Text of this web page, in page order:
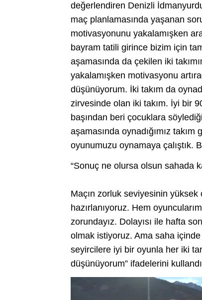
değerlendiren Denizli
maç planlamasında yaşanan
motivasyonunu yakalamışken
bayram tatili girince bizim için
aşamasında da çekilen iki
yakalamışken motivasyonu
düşünüyorum. İki takım da
zirvesinde olan iki takım. İyi bir
başından beri çocuklara
aşamasında oynadığımız
oyunumuzu oynamaya çalıştık.
“Sonuç ne olursa olsun sahada
Maçın zorluk seviyesinin
hazırlanıyoruz. Hem
zorundayız. Dolayısı ile hafta
olmak istiyoruz. Ama saha
seyircilere iyi bir oyunla her iki
düşünüyorum” ifadelerini